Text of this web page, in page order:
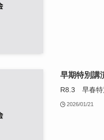
早期特別講
R8.3 早春特
2026/01/21